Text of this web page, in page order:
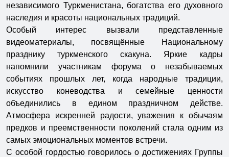
независимого Туркменистана, богатства его духовного
наследия и красоты национальных традиций.
Особый интерес вызвали представленные
видеоматериалы, посвящённые Национальному
празднику туркменского скакуна. Яркие кадры
напомнили участникам форума о незабываемых
событиях прошлых лет, когда народные традиции,
искусство коневодства и семейные ценности
объединились в едином праздничном действе.
Атмосфера искренней радости, уважения к обычаям
предков и преемственности поколений стала одним из
самых эмоциональных моментов встречи.
С особой гордостью говорилось о достижениях Группы